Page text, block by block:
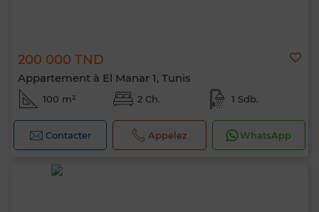
200 000 TND
Appartement à El Manar 1, Tunis
100 m² 2 Ch. 1 Sdb.
Contacter Appelez WhatsApp